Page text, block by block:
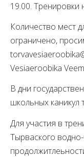
19.00. Тренировки
Количество мест
ограничено,
Vesiaeroobika
В дни
школьных каникул
Для участия в
Тырваского